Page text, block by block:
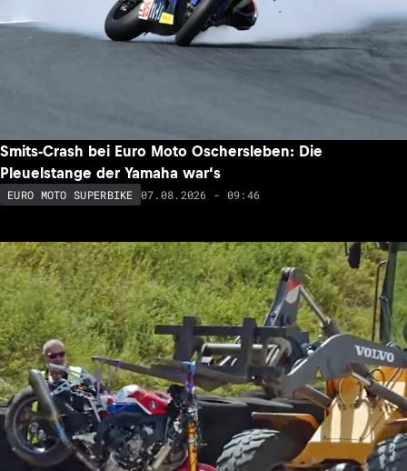
Smits-Crash bei Euro Moto Oschersleben: Die
Pleuelstange der Yamaha war‘s
EURO MOTO SUPERBIKE 07.08.2026 - 09:46